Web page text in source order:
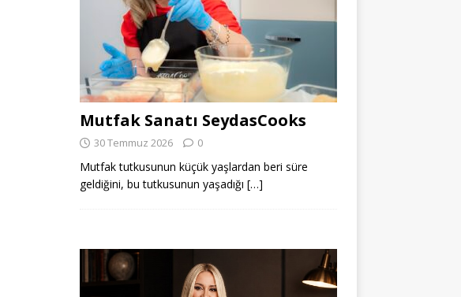
Mutfak Sanatı SeydasCooks
30 Temmuz 2026 0
Mutfak tutkusunun küçük yaşlardan beri süre
geldiğini, bu tutkusunun yaşadığı […]